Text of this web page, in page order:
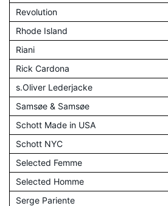
Revolution
Rhode Island
Riani
Rick Cardona
s.Oliver Lederjacke
Samsøe & Samsøe
Schott Made in USA
Schott NYC
Selected Femme
Selected Homme
Serge Pariente